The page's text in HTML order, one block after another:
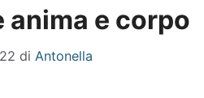
anima e corpo
di Antonella